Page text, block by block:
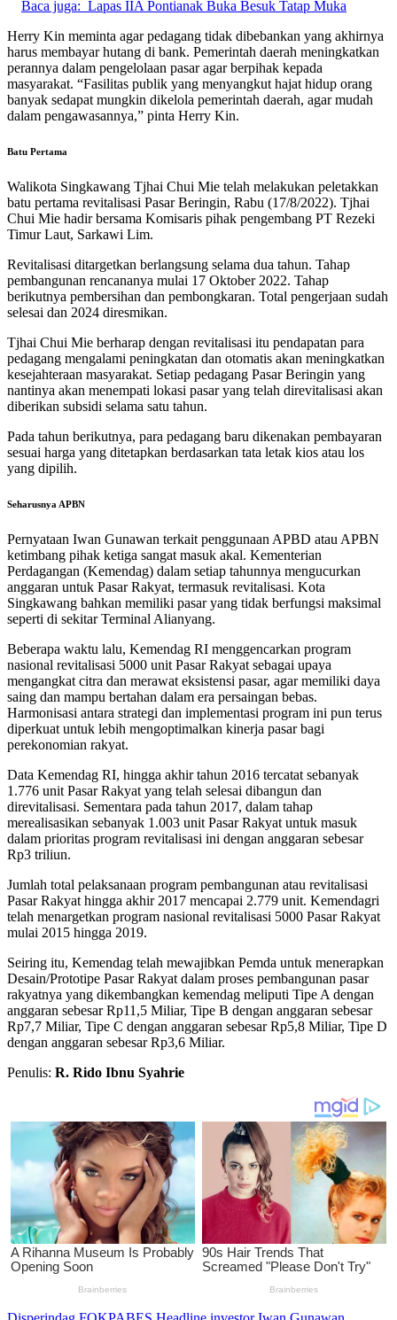
Baca juga: Lapas IIA Pontianak Buka Besuk Tatap Muka
Herry Kin meminta agar pedagang tidak dibebankan yang akhirnya
harus membayar hutang di bank. Pemerintah daerah meningkatkan
perannya dalam pengelolaan pasar agar berpihak kepada
masyarakat. “Fasilitas publik yang menyangkut hajat hidup orang
banyak sedapat mungkin dikelola pemerintah daerah, agar mudah
dalam pengawasannya,” pinta Herry Kin.
Batu Pertama
Walikota Singkawang Tjhai Chui Mie telah melakukan peletakkan
batu pertama revitalisasi Pasar Beringin, Rabu (17/8/2022). Tjhai
Chui Mie hadir bersama Komisaris pihak pengembang PT Rezeki
Timur Laut, Sarkawi Lim.
Revitalisasi ditargetkan berlangsung selama dua tahun. Tahap
pembangunan rencananya mulai 17 Oktober 2022. Tahap
berikutnya pembersihan dan pembongkaran. Total pengerjaan sudah
selesai dan 2024 diresmikan.
Tjhai Chui Mie berharap dengan revitalisasi itu pendapatan para
pedagang mengalami peningkatan dan otomatis akan meningkatkan
kesejahteraan masyarakat. Setiap pedagang Pasar Beringin yang
nantinya akan menempati lokasi pasar yang telah direvitalisasi akan
diberikan subsidi selama satu tahun.
Pada tahun berikutnya, para pedagang baru dikenakan pembayaran
sesuai harga yang ditetapkan berdasarkan tata letak kios atau los
yang dipilih.
Seharusnya APBN
Pernyataan Iwan Gunawan terkait penggunaan APBD atau APBN
ketimbang pihak ketiga sangat masuk akal. Kementerian
Perdagangan (Kemendag) dalam setiap tahunnya mengucurkan
anggaran untuk Pasar Rakyat, termasuk revitalisasi. Kota
Singkawang bahkan memiliki pasar yang tidak berfungsi maksimal
seperti di sekitar Terminal Alianyang.
Beberapa waktu lalu, Kemendag RI menggencarkan program
nasional revitalisasi 5000 unit Pasar Rakyat sebagai upaya
mengangkat citra dan merawat eksistensi pasar, agar memiliki daya
saing dan mampu bertahan dalam era persaingan bebas.
Harmonisasi antara strategi dan implementasi program ini pun terus
diperkuat untuk lebih mengoptimalkan kinerja pasar bagi
perekonomian rakyat.
Data Kemendag RI, hingga akhir tahun 2016 tercatat sebanyak
1.776 unit Pasar Rakyat yang telah selesai dibangun dan
direvitalisasi. Sementara pada tahun 2017, dalam tahap
merealisasikan sebanyak 1.003 unit Pasar Rakyat untuk masuk
dalam prioritas program revitalisasi ini dengan anggaran sebesar
Rp3 triliun.
Jumlah total pelaksanaan program pembangunan atau revitalisasi
Pasar Rakyat hingga akhir 2017 mencapai 2.779 unit. Kemendagri
telah menargetkan program nasional revitalisasi 5000 Pasar Rakyat
mulai 2015 hingga 2019.
Seiring itu, Kemendag telah mewajibkan Pemda untuk menerapkan
Desain/Prototipe Pasar Rakyat dalam proses pembangunan pasar
rakyatnya yang dikembangkan kemendag meliputi Tipe A dengan
anggaran sebesar Rp11,5 Miliar, Tipe B dengan anggaran sebesar
Rp7,7 Miliar, Tipe C dengan anggaran sebesar Rp5,8 Miliar, Tipe D
dengan anggaran sebesar Rp3,6 Miliar.
Penulis: R. Rido Ibnu Syahrie